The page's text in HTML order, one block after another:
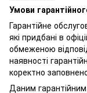
Умови
Гарантійне
які придбані в
обмеженою
наявності
коректно
Даним